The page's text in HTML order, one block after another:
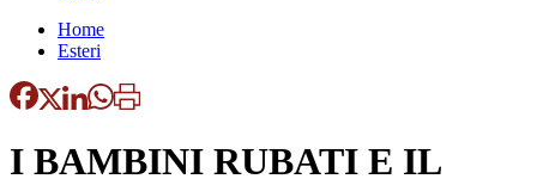
Home
Esteri
I BAMBINI RUBATI E IL